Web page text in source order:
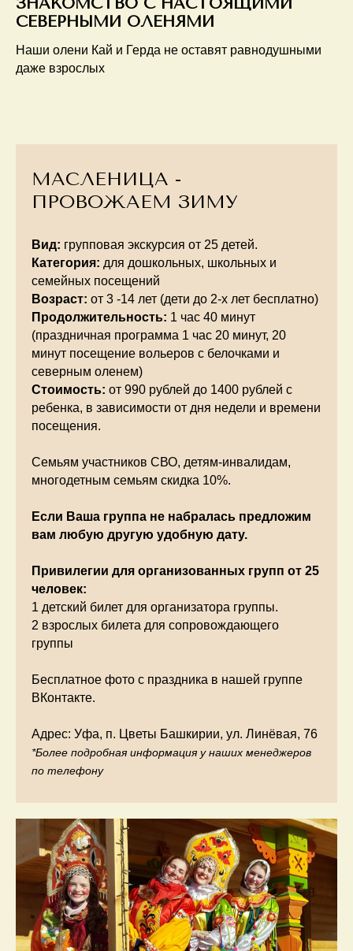
СЕВЕРНЫМИ ОЛЕНЯМИ
Наши олени Кай и Герда не оставят равнодушными
даже взрослых
МАСЛЕНИЦА -
ПРОВОЖАЕМ ЗИМУ
Вид: групповая экскурсия от 25 детей.
Категория: для дошкольных, школьных и
семейных посещений
Возраст: от 3 -14 лет (дети до 2-х лет бесплатно)
Продолжительность: 1 час 40 минут
(праздничная программа 1 час 20 минут, 20
минут посещение вольеров с белочками и
северным оленем)
Стоимость: от 990 рублей до 1400 рублей с
ребенка, в зависимости от дня недели и времени
посещения.
Семьям участников СВО, детям-инвалидам,
многодетным семьям скидка 10%.
Если Ваша группа не набралась предложим
вам любую другую удобную дату.
Привилегии для организованных групп от 25
человек:
1 детский билет для организатора группы.
2 взрослых билета для сопровождающего
группы
Бесплатное фото с праздника в нашей группе
ВКонтакте.
Адрес: Уфа, п. Цветы Башкирии, ул. Линёвая, 76
*Более подробная информация у наших менеджеров
по телефону